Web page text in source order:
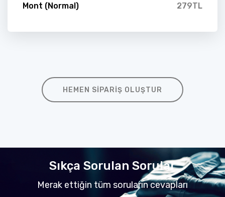
Mont (Normal) 279TL
HEMEN SIPARIŞ OLUŞTUR
Sıkça Sorulan Sorular
Merak ettiğin tüm soruların cevapları